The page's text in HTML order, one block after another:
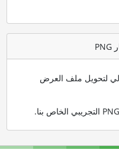
لتحويل ملف العرض
.